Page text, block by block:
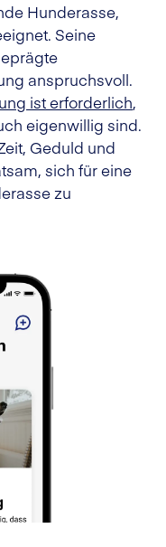
Hunderasse,
Seine
anspruchsvoll.
ist erforderlich,
eigenwillig sind.
Geduld und
sich für eine
zu